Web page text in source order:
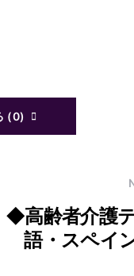
(0)
◆高齢者介護
語・スペイ